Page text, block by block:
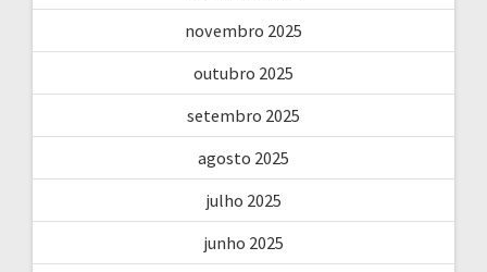
novembro 2025
outubro 2025
setembro 2025
agosto 2025
julho 2025
junho 2025